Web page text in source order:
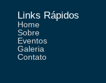
Links Rápidos
Home
Sobre
Eventos
Galeria
Contato